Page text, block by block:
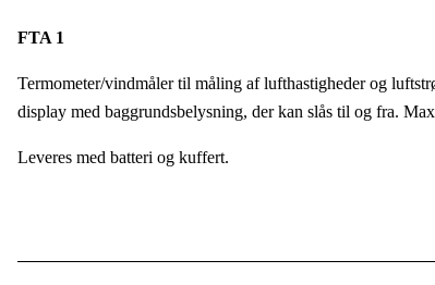
FTA 1
Termometer/vindmåler til måling af lufthastigheder og
display med baggrundsbelysning, der kan slås til og fra.
Leveres med batteri og kuffert.